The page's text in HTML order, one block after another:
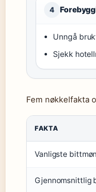
4
Unngå
Sjekk
Fem nøkkelfakta
FAKTA
Vanligste
Gjennomsnittlig